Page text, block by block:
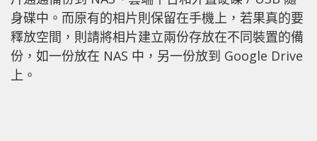
身碟中。而原有的相片則保留在手機上，若果真的要
釋放空間，則請將相片建立兩份存放在不同裝置的備
份，如一份放在 NAS 中，另一份放到 Google Drive
上。